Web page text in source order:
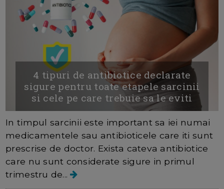
4 tipuri de antibiotice declarate
sigure pentru toate etapele sarcinii
si cele pe care trebuie sa le eviti
In timpul sarcinii este important sa iei numai
medicamentele sau antibioticele care iti sunt
prescrise de doctor. Exista cateva antibiotice
care nu sunt considerate sigure in primul
trimestru de...